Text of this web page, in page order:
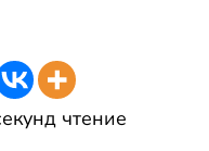
чтение